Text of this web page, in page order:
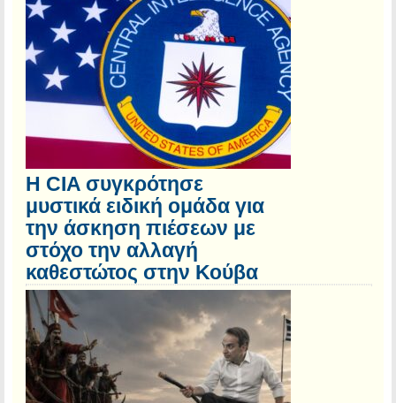
Η CIA συγκρότησε
μυστικά ειδική ομάδα για
την άσκηση πιέσεων με
στόχο την αλλαγή
καθεστώτος στην Κούβα